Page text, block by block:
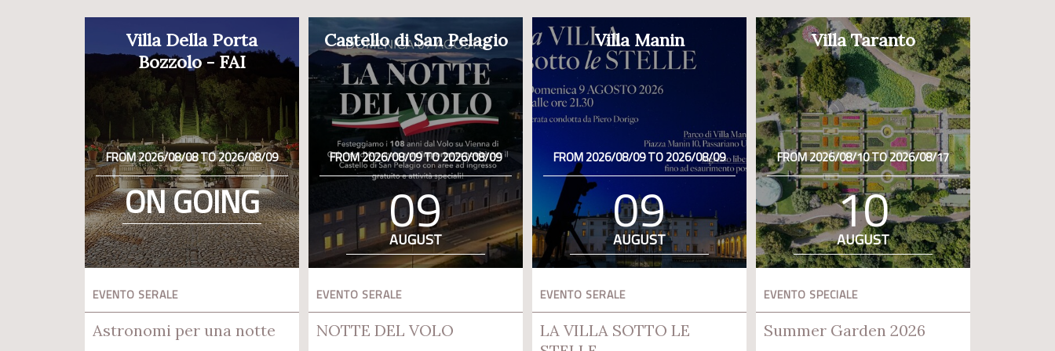
Villa Della Porta
Bozzolo - FAI
FROM 2026/08/08 TO 2026/08/09
ON GOING
EVENTO SERALE
Astronomi per una notte
Castello di San Pelagio
FROM 2026/08/09 TO 2026/08/09
09
AUGUST
EVENTO SERALE
NOTTE DEL VOLO
Villa Manin
FROM 2026/08/09 TO 2026/08/09
09
AUGUST
EVENTO SERALE
LA VILLA SOTTO LE
Villa Taranto
FROM 2026/08/10 TO 2026/08/17
10
AUGUST
EVENTO SPECIALE
Summer Garden 2026